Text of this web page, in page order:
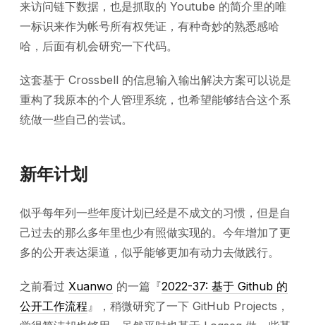
来访问链下数据，也是抓取的 Youtube 的简介里的唯
一标识来作为帐号所有权凭证，有种奇妙的熟悉感哈
哈，后面有机会研究一下代码。
这套基于 Crossbell 的信息输入输出解决方案可以说是
重构了我原本的个人管理系统，也希望能够结合这个系
统做一些自己的尝试。
新年计划
似乎每年列一些年度计划已经是不成文的习惯，但是自
己过去的那么多年里也少有照做实现的。今年增加了更
多的公开表达渠道，似乎能够更加有动力去做践行。
之前看过 Xuanwo 的一篇『2022-37: 基于 Github 的
公开工作流程 』，稍微研究了一下 GitHub Projects，